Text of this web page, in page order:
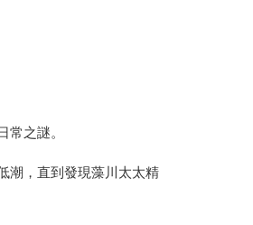
之謎。
潮，直到發現藻川太太精